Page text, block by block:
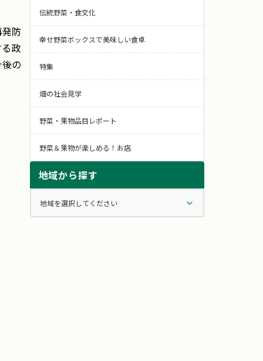
防
政
の
伝統野菜・食文化
幸せ野菜ボックスで美味しい食卓
特集
畑の社会見学
野菜・果物品目レポート
野菜＆果物が楽しめる！お店
地域から探す